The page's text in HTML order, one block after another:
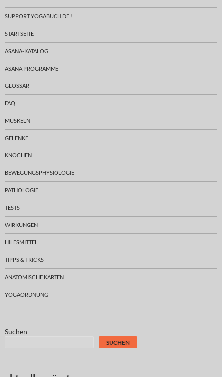
SUPPORT YOGABUCH.DE !
STARTSEITE
ASANA-KATALOG
ASANA PROGRAMME
GLOSSAR
FAQ
MUSKELN
GELENKE
KNOCHEN
BEWEGUNGSPHYSIOLOGIE
PATHOLOGIE
TESTS
WIRKUNGEN
HILFSMITTEL
TIPPS & TRICKS
ANATOMISCHE KARTEN
YOGAORDNUNG
Suchen
SUCHEN